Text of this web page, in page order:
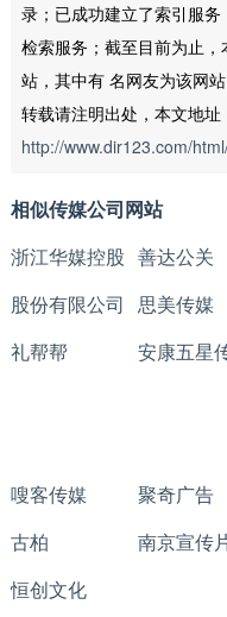
录；已成功建立了索引服
检索服务；截至目前为止，
站，其中有 名网友为该网站
转载请注明出处，本文地址
http://www.dir123.com/
相似传媒公司网站
浙江华媒控股
股份有限公司
善达公关
思美传媒
礼帮帮
安康五星
嗖客传媒
聚奇广告
古柏
南京宣传
恒创文化